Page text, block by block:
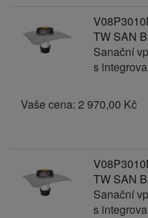
TW SAN
Sanační
s
Vaše cena: 2 970,00 Kč
TW SAN
Sanační
s